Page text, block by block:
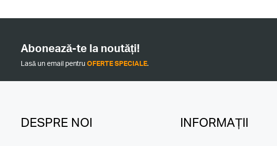
Abonează-te la noutăți!
Lasă un email pentruOFERTE SPECIALE.
DESPRE NOI INFORMAȚII